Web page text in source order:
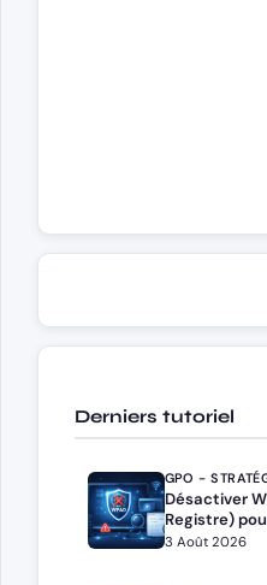
Derniers tutoriel
GPO -
Désactiver
Registre)
3 Août 2026